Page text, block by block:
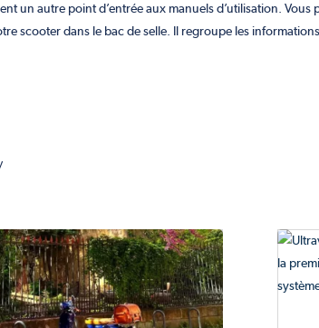
un autre point d’entrée aux manuels d’utilisation. Vous
scooter dans le bac de selle. Il regroupe les